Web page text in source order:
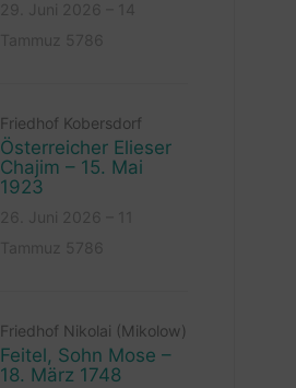
Friedhof Kobersdorf
Österreicher Elieser
Chajim – 15. Mai
1923
Friedhof Nikolai (Mikolow)
Feitel, Sohn Mose –
18. März 1748